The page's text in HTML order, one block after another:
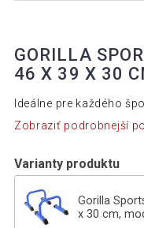
GORILLA
46 X 39 X 30
Ideálne pre každého
Zobraziť podrobnejší
Varianty produktu
Gorilla
x 30 cm,